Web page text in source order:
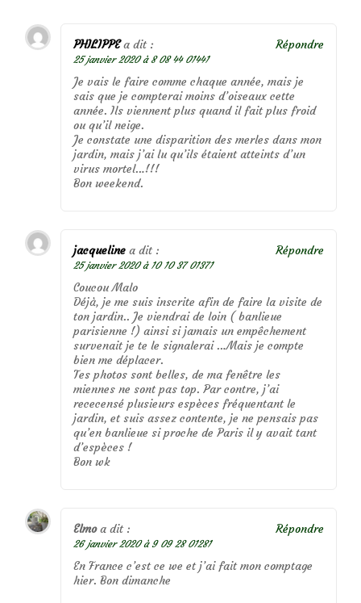
PHILIPPE a dit :
25 janvier 2020 à 8 08 44 01441
Je vais le faire comme chaque année, mais je
sais que je compterai moins d’oiseaux cette
année. Ils viennent plus quand il fait plus froid
ou qu’il neige.
Je constate une disparition des merles dans mon
jardin, mais j’ai lu qu’ils étaient atteints d’un
virus mortel…!!!
Bon weekend.
Répondre
jacqueline a dit :
25 janvier 2020 à 10 10 37 01371
Coucou Malo
Déjà, je me suis inscrite afin de faire la visite de
ton jardin.. Je viendrai de loin ( banlieue
parisienne !) ainsi si jamais un empêchement
survenait je te le signalerai …Mais je compte
bien me déplacer.
Tes photos sont belles, de ma fenêtre les
miennes ne sont pas top. Par contre, j’ai
rececensé plusieurs espèces fréquentant le
jardin, et suis assez contente, je ne pensais pas
qu’en banlieue si proche de Paris il y avait tant
d’espèces !
Bon wk
Répondre
Elmo a dit :
26 janvier 2020 à 9 09 28 01281
En France c’est ce we et j’ai fait mon comptage
hier. Bon dimanche
Répondre